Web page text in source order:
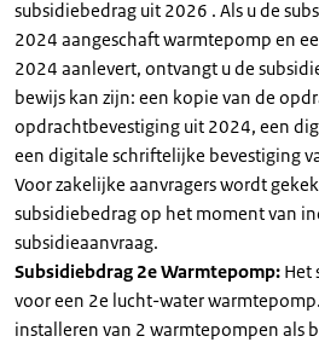
subsidiebedrag uit 2026 . Als u de
2024 aangeschaft warmtepomp en
2024 aanlevert, ontvangt u de
bewijs kan zijn: een kopie van de
opdrachtbevestiging uit 2024, een
een digitale schriftelijke bevestiging
Voor zakelijke aanvragers wordt
subsidiebedrag op het moment van
subsidieaanvraag.
Subsidiebdrag 2e Warmtepomp: Het
voor een 2e lucht-water
installeren van 2 warmtepompen als